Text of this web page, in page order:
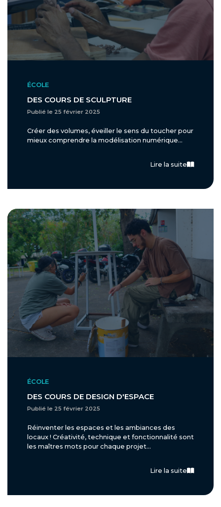
ÉCOLE
DES COURS DE SCULPTURE
Publié le 25 février 2025
Créer des volumes, éveiller le sens du toucher pour
mieux comprendre la modélisation numérique...
Lire la suite
ÉCOLE
DES COURS DE DESIGN D'ESPACE
Publié le 25 février 2025
Réinventer les espaces et les ambiances des
locaux ! Créativité, technique et fonctionnalité sont
les maîtres mots pour chaque projet...
Lire la suite